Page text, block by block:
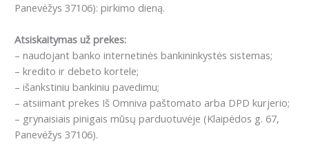
Panevėžys 37106): pirkimo dieną.
Atsiskaitymas už prekes:
– naudojant banko internetinės bankininkystės sistemas;
– kredito ir debeto kortele;
– išankstiniu bankiniu pavedimu;
– atsiimant prekes Iš Omniva paštomato arba DPD kurjerio;
– grynaisiais pinigais mūsų parduotuvėje (Klaipėdos g. 67,
Panevėžys 37106).